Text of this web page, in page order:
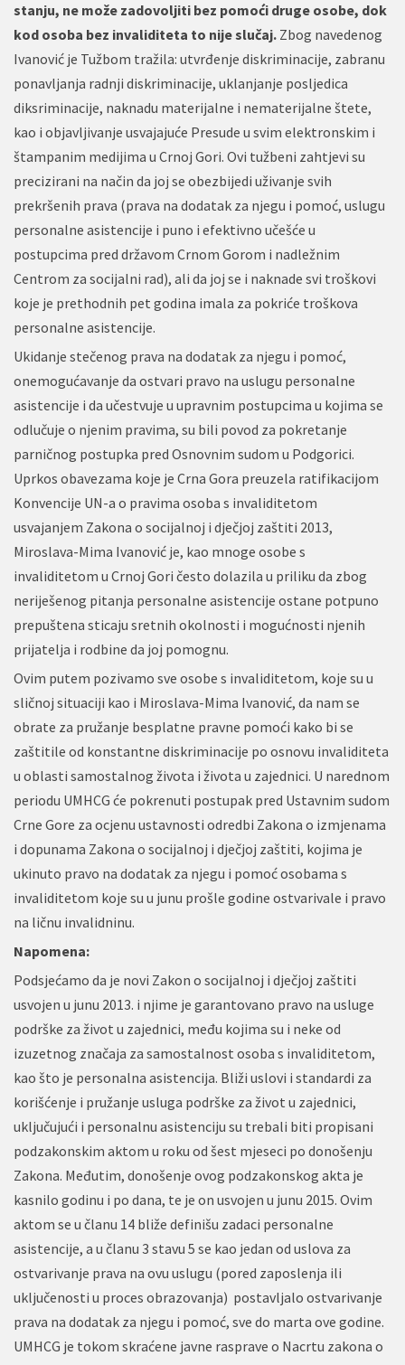
stanju, ne može zadovoljiti bez pomoći druge osobe, dok
kod osoba bez invaliditeta to nije slučaj. Zbog navedenog
Ivanović je Tužbom tražila: utvrđenje diskriminacije, zabranu
ponavljanja radnji diskriminacije, uklanjanje posljedica
diksriminacije, naknadu materijalne i nematerijalne štete,
kao i objavljivanje usvajajuće Presude u svim elektronskim i
štampanim medijima u Crnoj Gori. Ovi tužbeni zahtjevi su
precizirani na način da joj se obezbijedi uživanje svih
prekršenih prava (prava na dodatak za njegu i pomoć, uslugu
personalne asistencije i puno i efektivno učešće u
postupcima pred državom Crnom Gorom i nadležnim
Centrom za socijalni rad), ali da joj se i naknade svi troškovi
koje je prethodnih pet godina imala za pokriće troškova
personalne asistencije.
Ukidanje stečenog prava na dodatak za njegu i pomoć,
onemogućavanje da ostvari pravo na uslugu personalne
asistencije i da učestvuje u upravnim postupcima u kojima se
odlučuje o njenim pravima, su bili povod za pokretanje
parničnog postupka pred Osnovnim sudom u Podgorici.
Uprkos obavezama koje je Crna Gora preuzela ratifikacijom
Konvencije UN-a o pravima osoba s invaliditetom
usvajanjem Zakona o socijalnoj i dječjoj zaštiti 2013,
Miroslava-Mima Ivanović je, kao mnoge osobe s
invaliditetom u Crnoj Gori često dolazila u priliku da zbog
neriješenog pitanja personalne asistencije ostane potpuno
prepuštena sticaju sretnih okolnosti i mogućnosti njenih
prijatelja i rodbine da joj pomognu.
Ovim putem pozivamo sve osobe s invaliditetom, koje su u
sličnoj situaciji kao i Miroslava-Mima Ivanović, da nam se
obrate za pružanje besplatne pravne pomoći kako bi se
zaštitile od konstantne diskriminacije po osnovu invaliditeta
u oblasti samostalnog života i života u zajednici. U narednom
periodu UMHCG će pokrenuti postupak pred Ustavnim sudom
Crne Gore za ocjenu ustavnosti odredbi Zakona o izmjenama
i dopunama Zakona o socijalnoj i dječjoj zaštiti, kojima je
ukinuto pravo na dodatak za njegu i pomoć osobama s
invaliditetom koje su u junu prošle godine ostvarivale i pravo
na ličnu invalidninu.
Napomena:
Podsjećamo da je novi Zakon o socijalnoj i dječjoj zaštiti
usvojen u junu 2013. i njime je garantovano pravo na usluge
podrške za život u zajednici, među kojima su i neke od
izuzetnog značaja za samostalnost osoba s invaliditetom,
kao što je personalna asistencija. Bliži uslovi i standardi za
korišćenje i pružanje usluga podrške za život u zajednici,
uključujući i personalnu asistenciju su trebali biti propisani
podzakonskim aktom u roku od šest mjeseci po donošenju
Zakona. Međutim, donošenje ovog podzakonskog akta je
kasnilo godinu i po dana, te je on usvojen u junu 2015. Ovim
aktom se u članu 14 bliže definišu zadaci personalne
asistencije, a u članu 3 stavu 5 se kao jedan od uslova za
ostvarivanje prava na ovu uslugu (pored zaposlenja ili
uključenosti u proces obrazovanja) postavljalo ostvarivanje
prava na dodatak za njegu i pomoć, sve do marta ove godine.
UMHCG je tokom skraćene javne rasprave o Nacrtu zakona o